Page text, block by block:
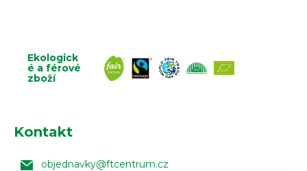
Ekologick
é a férové
zboží
Kontakt
objednavky@ftcentrum.cz